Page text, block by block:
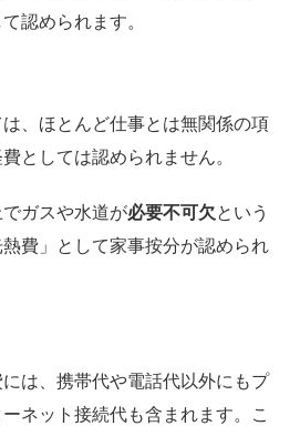
認められます。
、ほとんど仕事とは無関係の項
としては認められません。
ガスや水道が必要不可欠という
費」として家事按分が認められ
は、携帯代や電話代以外にもプ
ネット接続代も含まれます。こ